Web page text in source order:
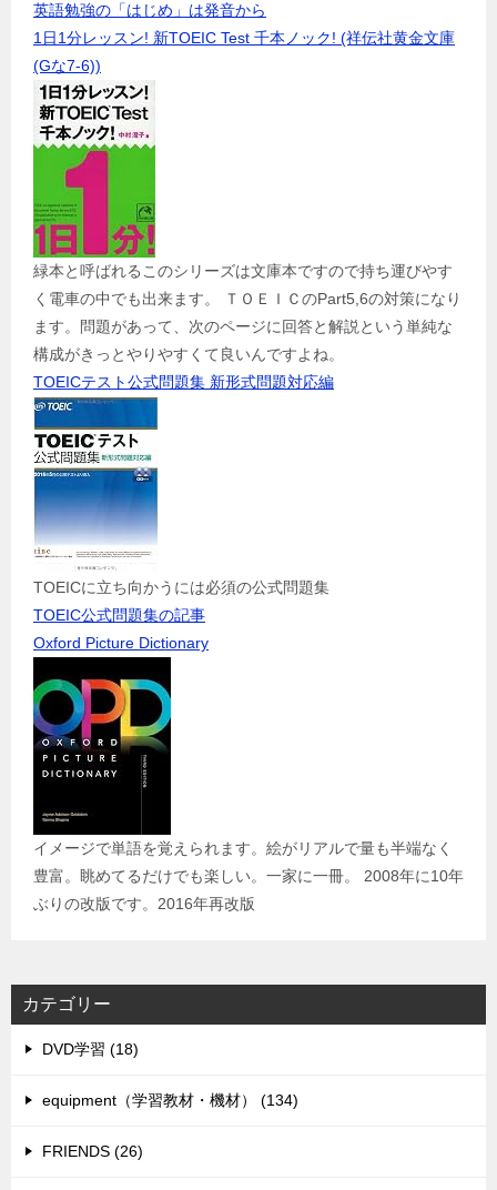
英語勉強の「はじめ」は発音から
1日1分レッスン! 新TOEIC Test 千本ノック! (祥伝社黄金文庫
(Gな7-6))
緑本と呼ばれるこのシリーズは文庫本ですので持ち運びやす
く電車の中でも出来ます。 ＴＯＥＩＣのPart5,6の対策になり
ます。問題があって、次のページに回答と解説という単純な
構成がきっとやりやすくて良いんですよね。
TOEICテスト公式問題集 新形式問題対応編
TOEICに立ち向かうには必須の公式問題集
TOEIC公式問題集の記事
Oxford Picture Dictionary
イメージで単語を覚えられます。絵がリアルで量も半端なく
豊富。眺めてるだけでも楽しい。一家に一冊。 2008年に10年
ぶりの改版です。2016年再改版
カテゴリー
DVD学習 (18)
equipment（学習教材・機材） (134)
FRIENDS (26)